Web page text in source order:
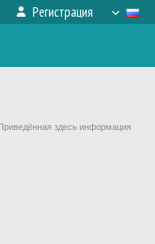
Регистрация
здесь информация